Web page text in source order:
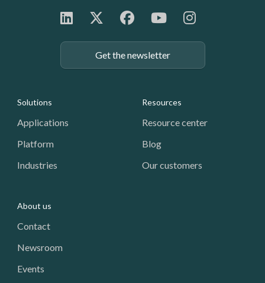
Get the newsletter
Footer: Navigation
Solutions
Applications
Platform
Industries
Resources
Resource center
Blog
Our customers
About us
Contact
Newsroom
Events